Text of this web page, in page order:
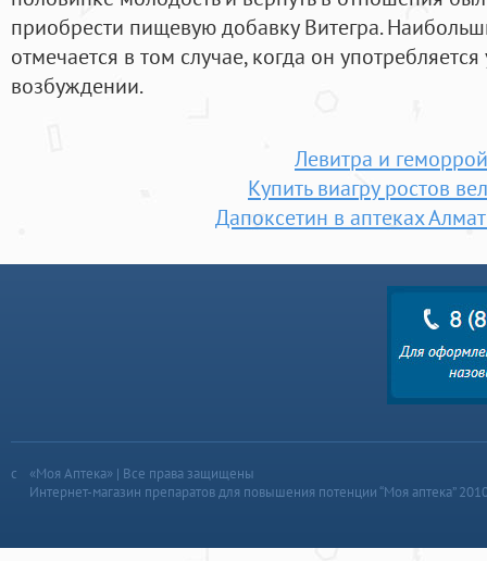
приобрести пищевую добавку Витегра.
отмечается в том случае, когда он
возбуждении.
Левитра и геморрой
Купить виагру ростов
Дапоксетин в аптеках
«Моя Аптека» | Все права защищены
Интернет-магазин препаратов для повышения потенции “Моя аптека”